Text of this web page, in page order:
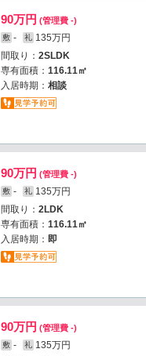
90万円 (管理費 -)
敷 - 礼 135万円
間取り： 2SLDK
専有面積： 116.11㎡
入居時期： 相談
90万円 (管理費 -)
敷 - 礼 135万円
間取り： 2LDK
専有面積： 116.11㎡
入居時期： 即
90万円 (管理費 -)
敷 - 礼 135万円